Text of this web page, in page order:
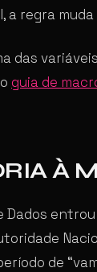
a regra
das
guia de
À
Dados
de